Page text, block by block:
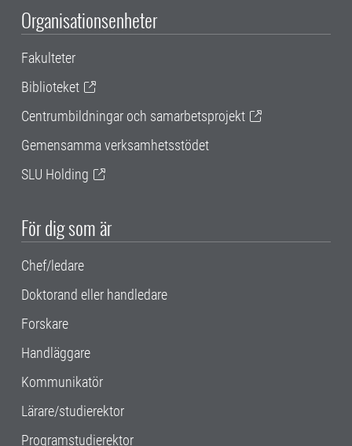
Organisationsenheter
Fakulteter
Biblioteket
Centrumbildningar och samarbetsprojekt
Gemensamma verksamhetsstödet
SLU Holding
För dig som är
Chef/ledare
Doktorand eller handledare
Forskare
Handläggare
Kommunikatör
Lärare/studierektor
Programstudierektor